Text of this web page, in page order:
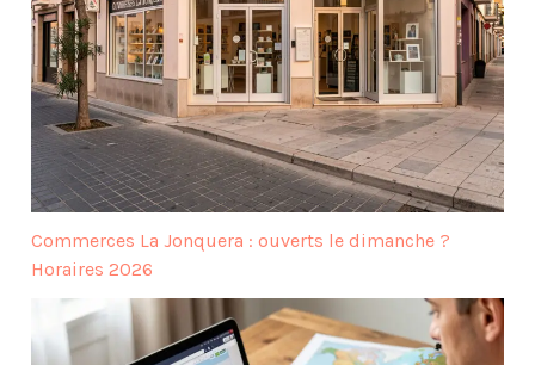
Commerces La Jonquera : ouverts le dimanche ?
Horaires 2026